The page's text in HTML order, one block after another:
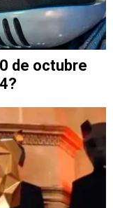
de octubre